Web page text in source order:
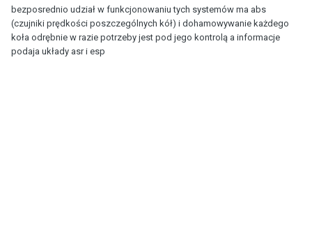
bezposrednio udział w funkcjonowaniu tych systemów ma abs
(czujniki prędkości poszczególnych kół) i dohamowywanie każdego
koła odrębnie w razie potrzeby jest pod jego kontrolą a informacje
podaja układy asr i esp